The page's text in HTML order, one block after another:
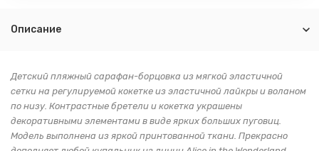
Описание
Детский пляжный сарафан-борцовка из мягкой эластичной
сетки на регулируемой кокетке из эластичной лайкры и воланом
по низу. Контрастные бретели и кокетка украшены
декоративными элементами в виде ярких больших пуговиц.
Модель выполнена из яркой принтованной ткани. Прекрасно